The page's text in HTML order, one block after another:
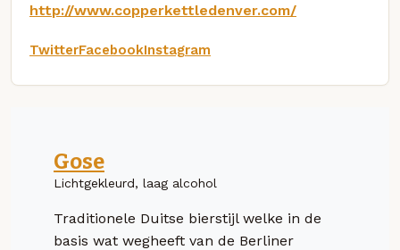
http://www.copperkettledenver.com/
TwitterFacebookInstagram
Gose
Lichtgekleurd, laag alcohol
Traditionele Duitse bierstijl welke in de
basis wat wegheeft van de Berliner